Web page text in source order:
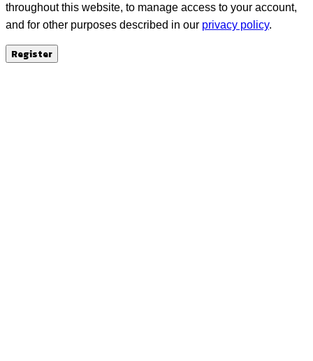
throughout this website, to manage access to your account,
and for other purposes described in our privacy policy.
Register